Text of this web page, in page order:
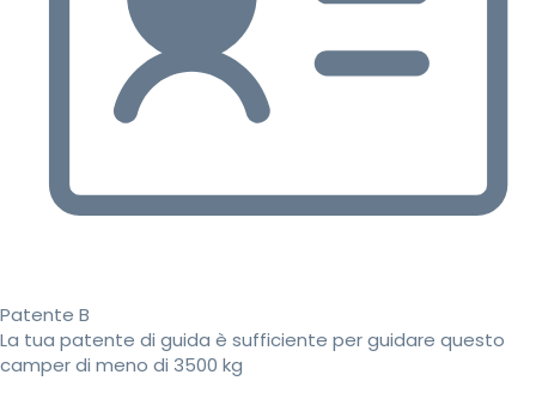
Patente B
La tua patente di guida è sufficiente per guidare questo
camper di meno di 3500 kg